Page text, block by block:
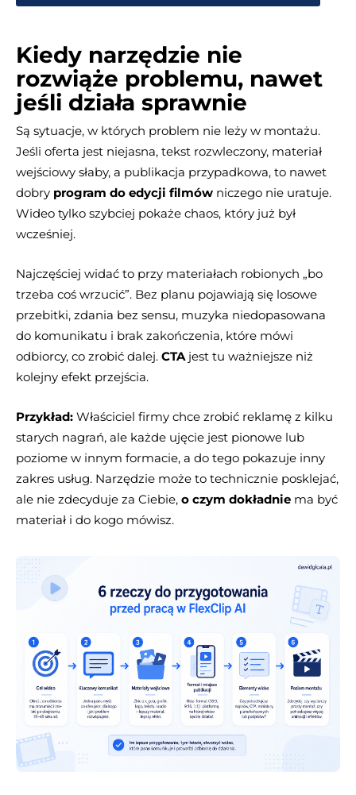
Kiedy narzędzie nie
rozwiąże problemu, nawet
jeśli działa sprawnie
Są sytuacje, w których problem nie leży w montażu.
Jeśli oferta jest niejasna, tekst rozwleczony, materiał
wejściowy słaby, a publikacja przypadkowa, to nawet
dobry program do edycji filmów niczego nie uratuje.
Wideo tylko szybciej pokaże chaos, który już był
wcześniej.
Najczęściej widać to przy materiałach robionych „bo
trzeba coś wrzucić”. Bez planu pojawiają się losowe
przebitki, zdania bez sensu, muzyka niedopasowana
do komunikatu i brak zakończenia, które mówi
odbiorcy, co zrobić dalej. CTAjest tu ważniejsze niż
kolejny efekt przejścia.
Przykład: Właściciel firmy chce zrobić reklamę z kilku
starych nagrań, ale każde ujęcie jest pionowe lub
poziome w innym formacie, a do tego pokazuje inny
zakres usług. Narzędzie może to technicznie posklejać,
ale nie zdecyduje za Ciebie, o czym dokładnie ma być
materiał i do kogo mówisz.